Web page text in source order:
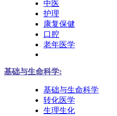
中医
护理
康复保健
口腔
老年医学
基础与生命科学:
基础与生命科学
转化医学
生理生化